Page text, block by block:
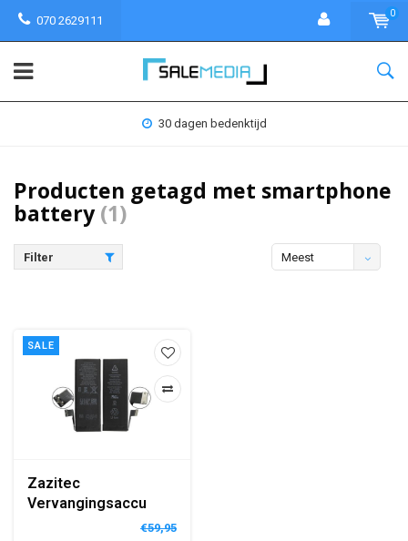
070 2629111
0
30 dagen bedenktijd
Producten getagd met smartphone
battery(1)
Filter
Meest
SALE
Zazitec
Vervangingsaccu
voor iPhone 5S/5C –
€59,95